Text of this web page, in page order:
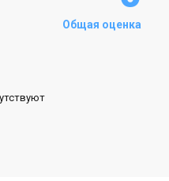
Общая оценка